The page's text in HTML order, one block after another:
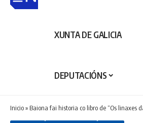
XUNTA DE GALICIA
DEPUTACIÓNS
Inicio» Baiona fai historia co libro de “Os linaxes